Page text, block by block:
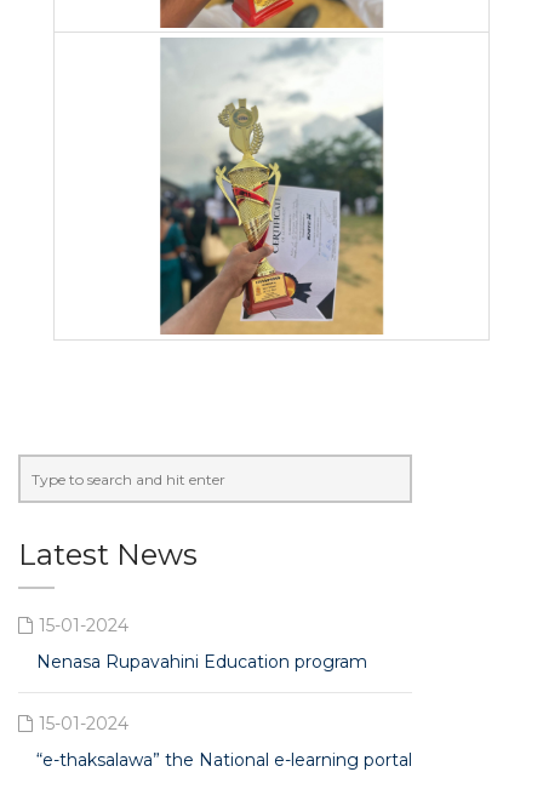
Latest News
15-01-2024
Nenasa Rupavahini Education program
15-01-2024
“e-thaksalawa” the National e-learning portal